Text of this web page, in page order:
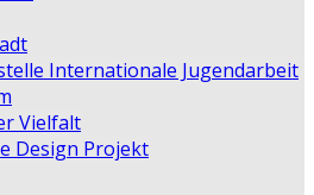
Internationale Jugendarbeit
Vielfalt
Design Projekt